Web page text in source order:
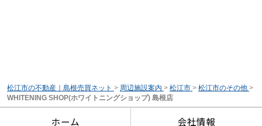
松江市の不動産｜島根売買ネット > 周辺施設案内 > 松江市 > 松江市のその他 >
WHITENING SHOP(ホワイトニングショップ) 島根店
ホーム 会社情報